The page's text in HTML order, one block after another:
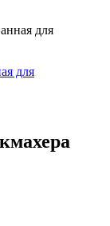
для